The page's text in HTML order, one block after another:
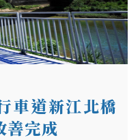
車道新江北橋
善完成